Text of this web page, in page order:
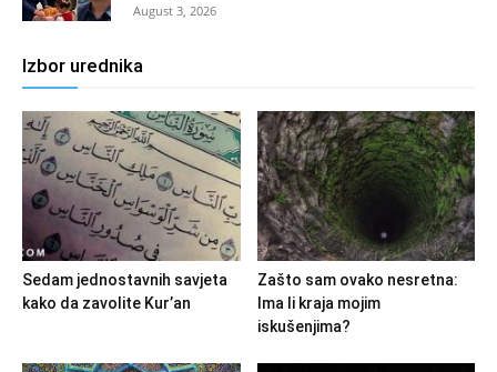
August 3, 2026
Izbor urednika
Sedam jednostavnih savjeta
kako da zavolite Kur’an
Zašto sam ovako nesretna:
Ima li kraja mojim
iskušenjima?